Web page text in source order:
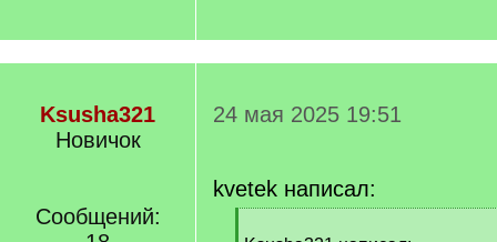
Ksusha321
Новичок
Сообщений:
24 мая 2025 19:51
kvetek написал: